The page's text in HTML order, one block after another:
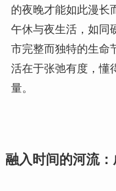
的夜晚才能如此漫长
午休与夜生活，如同
市完整而独特的生命
活在于张弛有度，懂
量。
融入时间的河流